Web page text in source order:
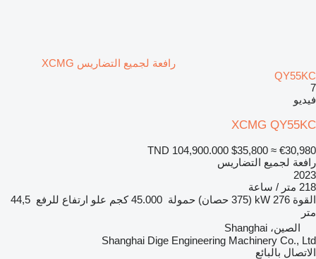
رافعة لجميع التضاريس XCMG
QY55KC
7
فيديو
XCMG QY55KC
TND 104,900.000 $35,800 ≈ €30,980
رافعة لجميع التضاريس
2023
218 متر / ساعة
القوة 276 kW (375 حصان) حمولة 45.000 كجم علو ارتفاع للرفع 44,5
متر
الصين، Shanghai
Shanghai Dige Engineering Machinery Co., Ltd
الاتصال بالبائع